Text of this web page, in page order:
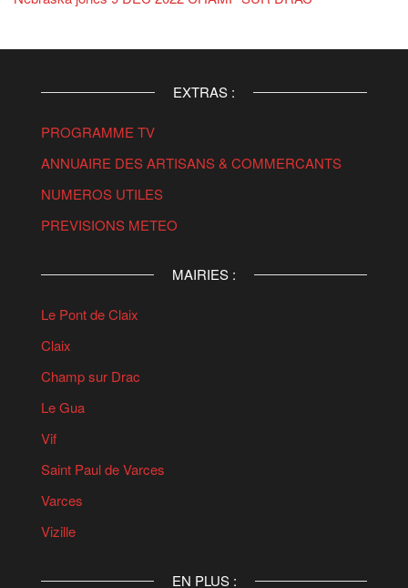
EXTRAS :
PROGRAMME TV
ANNUAIRE DES ARTISANS & COMMERCANTS
NUMEROS UTILES
PREVISIONS METEO
MAIRIES :
Le Pont de Claix
Claix
Champ sur Drac
Le Gua
Vif
Saint Paul de Varces
Varces
Vizille
EN PLUS :